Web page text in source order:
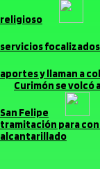
religioso
servicios focalizados
aportes y llaman a
Curimón se volcó
San Felipe
tramitación para
alcantarillado